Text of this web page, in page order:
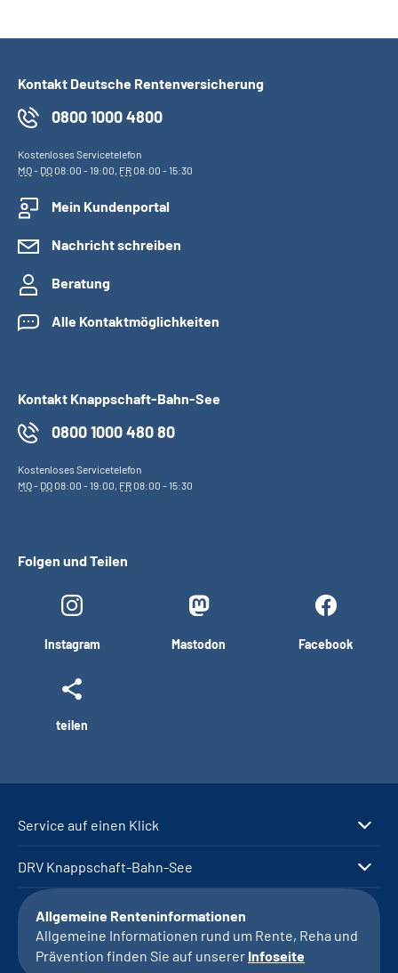
Kontakt Deutsche Rentenversicherung
0800 1000 4800
Kostenloses Servicetelefon
MO- DO08:00 - 19:00, FR08:00 - 15:30
Mein Kundenportal
Nachricht schreiben
Beratung
Alle Kontaktmöglichkeiten
Kontakt Knappschaft-Bahn-See
0800 1000 480 80
Kostenloses Servicetelefon
MO- DO08:00 - 19:00, FR08:00 - 15:30
Folgen und Teilen
Instagram Mastodon Facebook
teilen
Service auf einen Klick
DRV Knappschaft-Bahn-See
Allgemeine Renteninformationen
Allgemeine Informationen rund um Rente, Reha und
Prävention finden Sie auf unserer Infoseite